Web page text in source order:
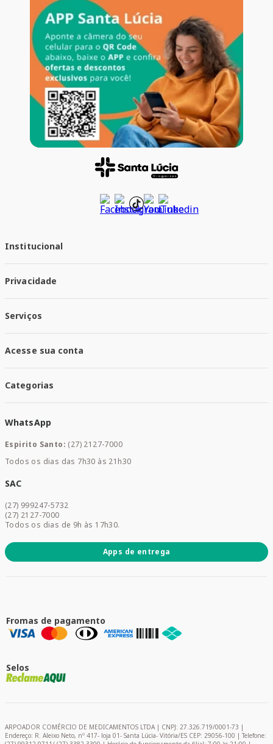
Institucional
Trabalhe conosco
Responsabilidade Social
Nossas Lojas
Privacidade
Política de Entrega
Trocas e Devoluções
Serviços
Santa Mais Exames
Santa Mais Serviços
Santa Mais Convenios
Acesse sua conta
Meus Pedidos
Categorias
Saúde e Bem-estar
Mamães e Bebê
Dermocosméticos
Promoções
WhatsApp
Espirito Santo: (27) 2127-7000
Todos os dias das 7h30 às 21h30
SAC
(27) 999247-5732
(27) 2127-7000
Todos os dias de 9h às 17h30.
Apps de entrega
Fromas de pagamento
Selos
ARPOADOR COMÉRCIO DE MEDICAMENTOS LTDA | CNPJ: 27.326.719/0001-73 |
Endereço: R. Aleixo Neto, nº 417- loja 01- Santa Lúcia- Vitória/ES CEP: 29056-100 | Telefone: